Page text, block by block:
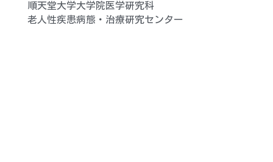
順天堂大学大学院医学研究科
老人性疾患病態・治療研究センター